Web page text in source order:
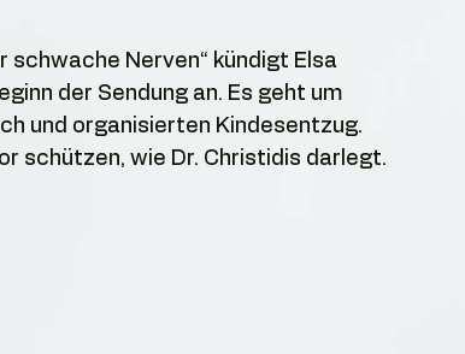
schwache Nerven“ kündigt Elsa
der Sendung an. Es geht um
und organisierten Kindesentzug.
schützen, wie Dr. Christidis darlegt.